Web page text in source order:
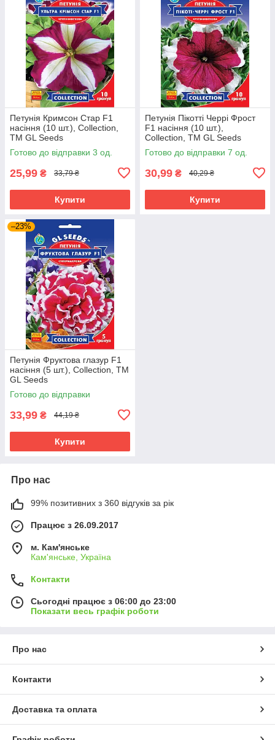
Петунія Кримсон Стар F1
насіння (10 шт.), Collection,
TM GL Seeds
Готово до відправки 3 од.
25,99 ₴ 33,79 ₴
Купити
Петунія Пікотті Черрі Фрост
F1 насіння (10 шт.),
Collection, TM GL Seeds
Готово до відправки 7 од.
30,99 ₴ 40,29 ₴
Купити
–23%
Петунія Фруктова глазур F1
насіння (5 шт.), Collection, TM
GL Seeds
Готово до відправки
33,99 ₴ 44,19 ₴
Купити
Про нас
99% позитивних з 360 відгуків за рік
Працює з 26.09.2017
м. Кам'янське
Кам'янське, Україна
Контакти
Сьогодні працює з 06:00 до 23:00
Показати весь графік роботи
Про нас
Контакти
Доставка та оплата